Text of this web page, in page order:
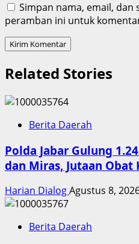
Simpan nama, email, dan
peramban ini untuk
Related Stories
Berita Daerah
Polda Jabar Gulung
dan Miras, Jutaan Obat
Harian DialogAgustus 8,
Berita Daerah